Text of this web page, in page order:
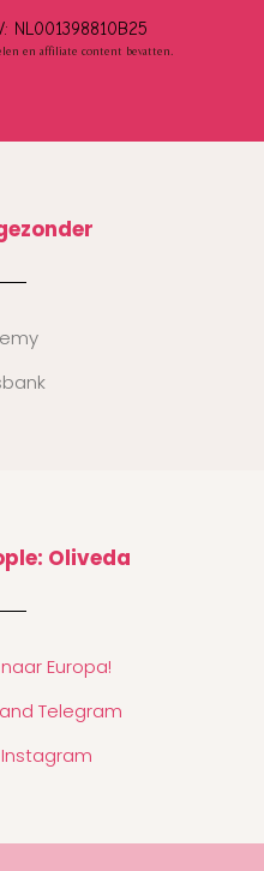
NL001398810B25
en affiliate content bevatten.
Oliveda
Europa!
Telegram